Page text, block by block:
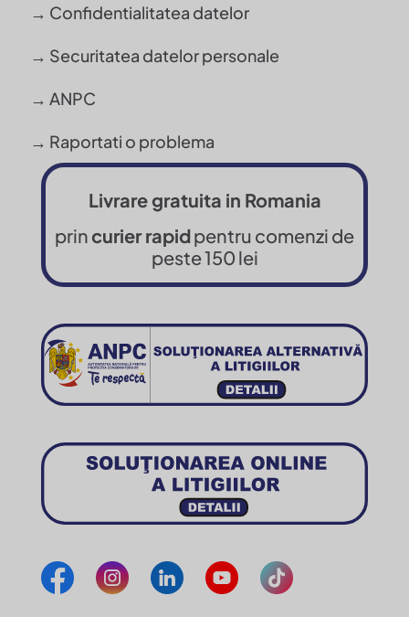
→ Confidentialitatea datelor
→ Securitatea datelor personale
→ ANPC
→ Raportati o problema
Livrare gratuita in Romania
princurier rapidpentru comenzi de
peste 150 lei